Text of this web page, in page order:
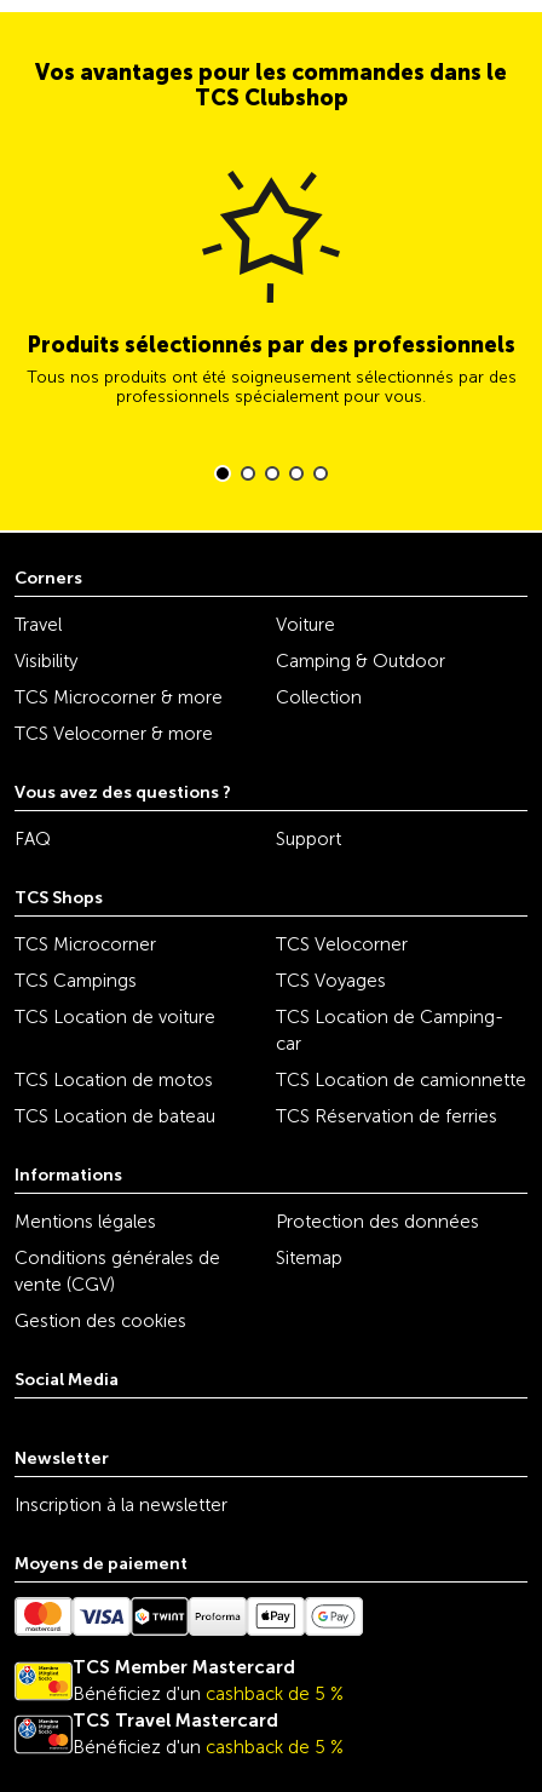
Vos avantages pour les commandes dans le
TCS Clubshop
Produits sélectionnés par des professionnels
Tous nos produits ont été soigneusement sélectionnés par des
professionnels spécialement pour vous.
Corners
Travel
Voiture
Visibility
Camping & Outdoor
TCS Microcorner & more
Collection
TCS Velocorner & more
Vous avez des questions ?
FAQ Support
TCS Shops
TCS Microcorner
TCS Velocorner
TCS Campings
TCS Voyages
TCS Location de voiture
TCS Location de Camping-
car
TCS Location de motos
TCS Location de camionnette
TCS Location de bateau
TCS Réservation de ferries
Informations
Mentions légales
Protection des données
Conditions générales de
vente (CGV)
Sitemap
Gestion des cookies
Social Media
Newsletter
Inscription à la newsletter
Moyens de paiement
TCS Member Mastercard
Bénéficiez d'un cashback de 5 %
TCS Travel Mastercard
Bénéficiez d'un cashback de 5 %